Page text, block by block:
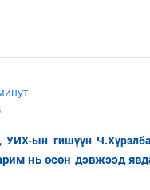
УИХ-ын гишүүн
нь өсөн дэвжээд